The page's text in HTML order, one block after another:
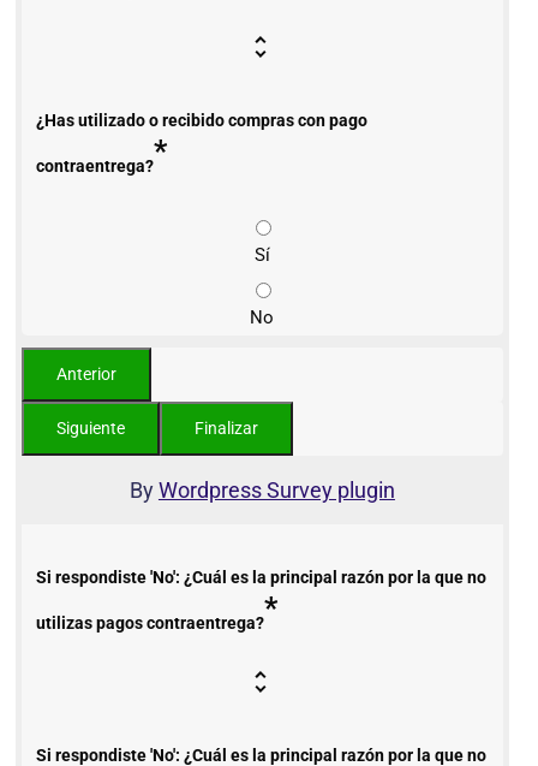
¿Has utilizado o recibido compras con pago
contraentrega?*
Sí
No
ByWordpress Survey plugin
Si respondiste 'No': ¿Cuál es la principal razón por la que no
utilizas pagos contraentrega?*
Si respondiste 'No': ¿Cuál es la principal razón por la que no